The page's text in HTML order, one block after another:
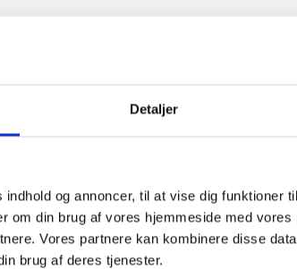
Detaljer
og annoncer, til at vise dig funktioner
om din brug af vores hjemmeside med vores
Vores partnere kan kombinere disse
brug af deres tjenester.